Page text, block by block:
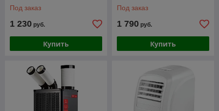
Под заказ
1 230 руб.
Купить
Под заказ
1 790 руб.
Купить